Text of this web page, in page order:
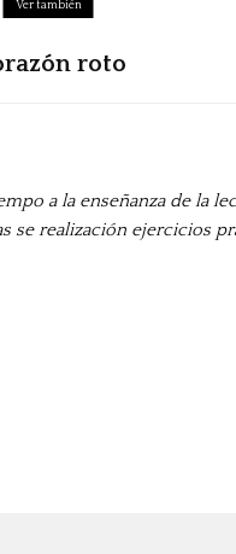
Ver también
roto
a la enseñanza de la
se realización ejercicios